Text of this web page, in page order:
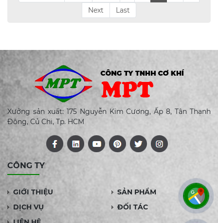
Next
Last
Xưởng sản xuất: 175 Nguyễn Kim Cương, Ấp 8, Tân Thạnh
Đông, Củ Chi, Tp. HCM
CÔNG TY
GIỚI THIỆU
SẢN PHẨM
DỊCH VỤ
ĐỐI TÁC